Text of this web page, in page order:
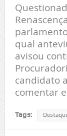
qual
avisou
candidato
comentar
Tags: